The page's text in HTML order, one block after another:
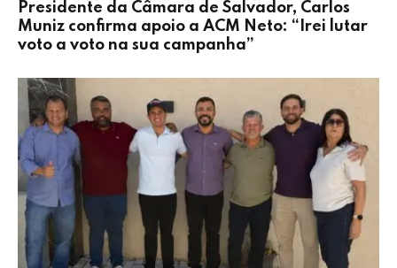
Presidente da Câmara de Salvador, Carlos
Muniz confirma apoio a ACM Neto: “Irei lutar
voto a voto na sua campanha”